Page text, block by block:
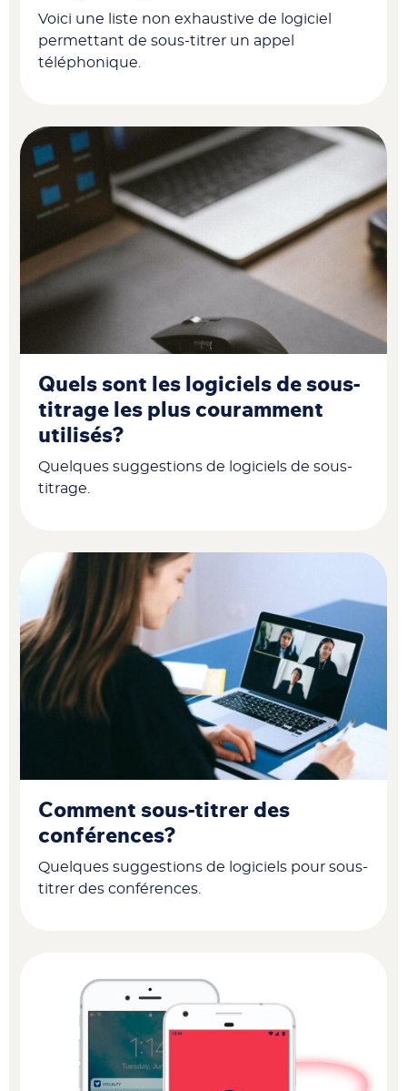
Voici une liste non exhaustive de logiciel
permettant de sous-titrer un appel
téléphonique.
Quels sont les logiciels de sous-
titrage les plus couramment
utilisés?
Quelques suggestions de logiciels de sous-
titrage.
Comment sous-titrer des
conférences?
Quelques suggestions de logiciels pour sous-
titrer des conférences.